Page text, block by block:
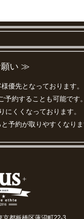
願い ≫
優先となっております。
予約することも可能です
くくなっております。
予約が取りやすくなり